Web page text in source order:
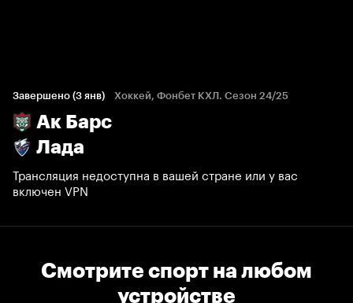
Завершено (3 янв) Хоккей, Фонбет КХЛ. Сезон 24/25
Ак Барс
Лада
Трансляция недоступна в вашей стране или у вас
включен VPN
Смотрите спорт на любом
устройстве